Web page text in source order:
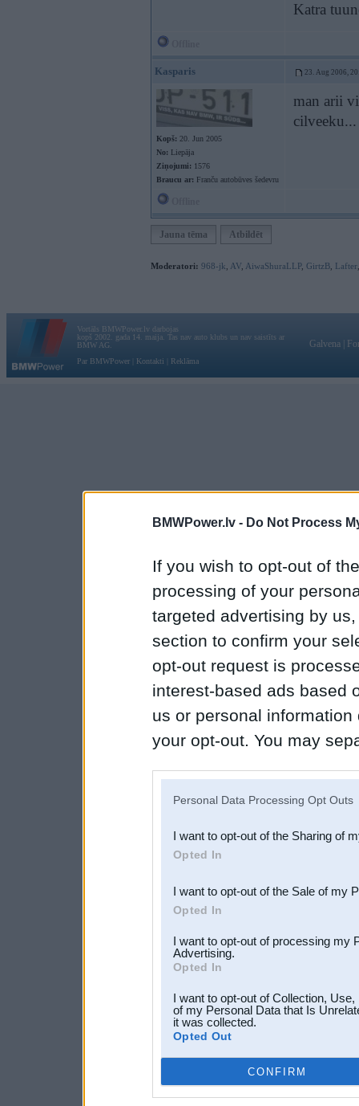
BMWPower.lv - Do Not Process
If you wish to opt-out of
processing of your
targeted advertising by
section to confirm your
opt-out request is
interest-based ads based
us or personal
your opt-out. You may
Downstream Participants
third parties.
Personal Data Processing Opt Outs
I want to opt-out of the Sharing of
Opted In
I want to opt-out of the Sale of my
Opted In
I want to opt-out of processing my
Advertising.
Opted In
I want to opt-out of Collection,
of my Personal Data that Is
it was collected.
Opted Out
CONFIRM
Katra
Kasparis 23. Aug 2006,
Kopš: 20. Jun 2005
No: Liepāja
Ziņojumi: 1576
Braucu ar: Franču autobūves šedevru
man arii
Jauna tēma Atbildēt
Moderatori: 968-jk AV AiwaShuraLLP, GirtzB Lafter
Vortāls BMWPower.lv darbojas
kopš 2002. gada 14. maija. Tas nav auto klubs un nav saistīts ar
BMW AG.
Par BMWPower
Kontakti Reklāma
Galvena